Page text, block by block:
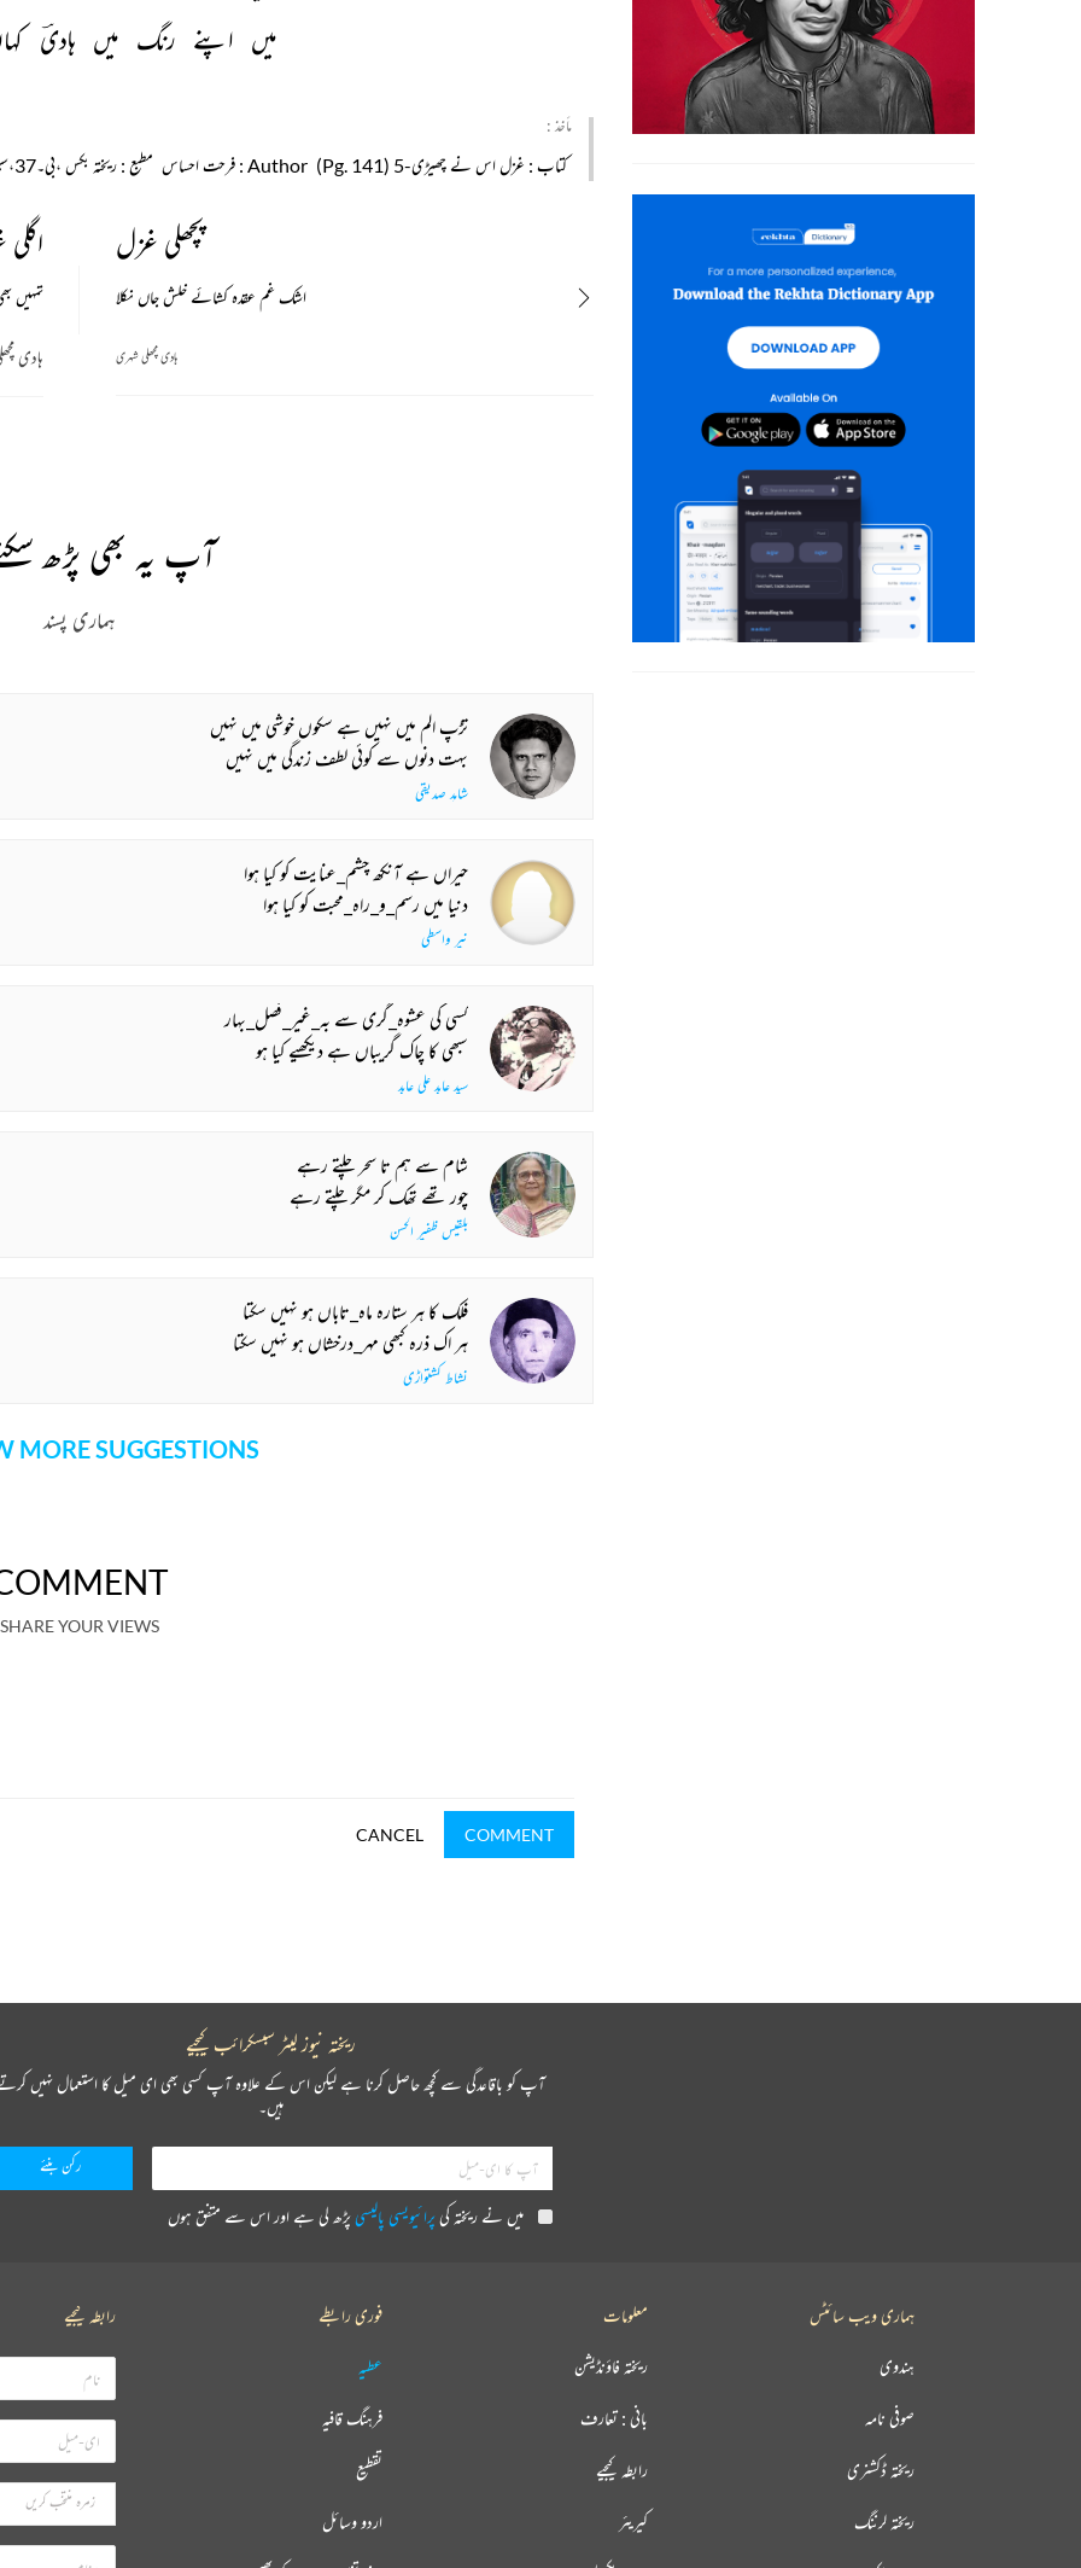
میں اپنے رنگ میں ہادیؔ
مأخذ :
کتاب : غزل اس نے چھیڑی-5 (Pg. 141) Author : فرحت احساس مطبع : ریختہ بکس ،بی۔37،سیکٹر۔1،نوئیڈا،اترپردیش۔201301 (2018)
تمہیں
ہادی
پچھلی غزل
اشک غم عقدہ کشائے خلش جاں نکلا
ہادی مچھلی شہری
آپ یہ بھی پڑھ
ہماری پسند
تڑپ الم میں نہیں ہے سکوں خوشی میں نہیں
بہت دنوں سے کوئی لطف زندگی میں نہیں
شاہد صدیقی
حیراں ہے آنکھ چشم_عنایت کو کیا ہوا
دنیا میں رسم_و_راہ_محبت کو کیا ہوا
نیر واسطی
کسی کی عشوہ_گری سے بہ_غیر_فصل_بہار
سبھی کا چاک گریباں ہے دیکھیے کیا ہو
سید عابد علی عابد
شام سے ہم تا سحر چلتے رہے
چور تھے تھک کر مگر چلتے رہے
بلقیس ظفیر الحسن
فلک کا ہر ستارہ ماہ_تاباں ہو نہیں سکتا
ہر اک ذرہ کبھی مہر_درخشاں ہو نہیں سکتا
نشاط کشتواڑی
MORE SUGGESTIONS
SHARE YOUR VIEWS
CANCEL COMMENT
ریختہ نیوز لیٹر سبسکرائب کیجیے
آپ کو باقاعدگی سے کچھ حاصل کرنا ہے لیکن اس کے علاوہ آپ کسی بھی ای میل کا استعمال نہیں
ہیں۔
میں نے ریختہ کیپرائیویسی پالیسیپڑھ لی ہے اور اس سے متفق ہوں
فوری رابطے
عطیہ
فرہنگ قافیہ
تقطیع
اردو وسائل
معلومات
ریختہ فاؤنڈیشن
بانی : تعارف
رابطہ کیجیے
کیریئر
ہماری ویب سائٹس
ہندوی
صوفی نامہ
ریختہ ڈکشنری
ریختہ لرننگ
رابطہ کیجیے